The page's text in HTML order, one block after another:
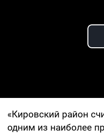
«Кировский район
одним из наиболее